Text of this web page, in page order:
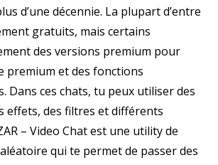
d’une décennie. La plupart d’entre
gratuits, mais certains
des versions premium pour
premium et des fonctions
Dans ces chats, tu peux utiliser des
effets, des filtres et différents
– Video Chat est une utility de
qui te permet de passer des